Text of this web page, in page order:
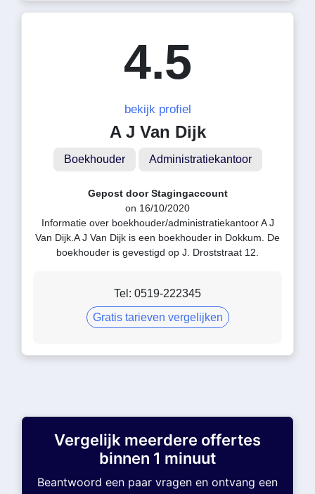
4.5
bekijk profiel
A J Van Dijk
Boekhouder Administratiekantoor
Gepost door Stagingaccount
on 16/10/2020
Informatie over boekhouder/administratiekantoor A J
Van Dijk.A J Van Dijk is een boekhouder in Dokkum. De
boekhouder is gevestigd op J. Droststraat 12.
Tel: 0519-222345
Gratis tarieven vergelijken
Vergelijk meerdere offertes
binnen 1 minuut
Beantwoord een paar vragen en ontvang een